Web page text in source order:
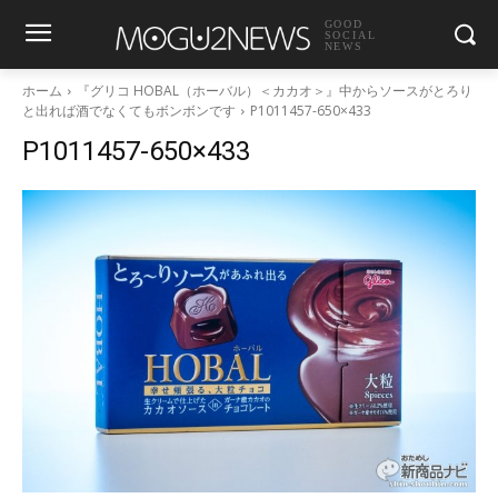
GOOD
SOCIAL
NEWS
ホーム
『グリコ HOBAL（ホーバル）＜カカオ＞』中からソースがとろり
と出れば酒でなくてもボンボンです
P1011457-650×433
P1011457-650×433